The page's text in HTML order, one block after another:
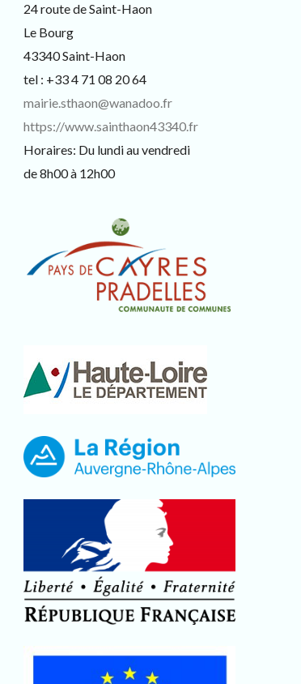
24 route de Saint-Haon
Le Bourg
43340 Saint-Haon
tel : +33 4 71 08 20 64
mairie.sthaon@wanadoo.fr
https://www.sainthaon43340.fr
Horaires: Du lundi au vendredi
de 8h00 à 12h00